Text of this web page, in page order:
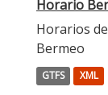
Horario
Horarios
Bermeo
GTFS XML